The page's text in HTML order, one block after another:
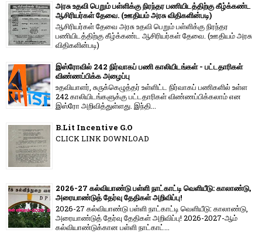
அரசு உதவி பெறும் பள்ளிக்கு நிரந்தர பணியிடத்திற்கு கீழ்க்கண்ட
ஆசிரியர்கள் தேவை. (ஊதியம் அரசு விதிகளின்படி)
ஆசிரியர்கள் தேவை அரசு உதவி பெறும் பள்ளிக்கு நிரந்தர
பணியிடத்திற்கு கீழ்க்கண்ட ஆசிரியர்கள் தேவை. (ஊதியம் அரசு
விதிகளின்படி)
இஸ்ரோவில் 242 நிர்வாகப் பணி காலியிடங்கள் - பட்டதாரிகள்
விண்ணப்பிக்க அழைப்பு
உதவியாளர், சுருக்கெழுத்தர் உள்ளிட்ட நிர்வாகப் பணிகளில் உள்ள
242 காலியிடங்களுக்கு பட்டதாரிகள் விண்ணப்பிக்கலாம் என
இஸ்ரோ அறிவித்துள்ளது. இந்தி...
B.Lit Incentive G.O
CLICK LINK DOWNLOAD
2026-27 கல்வியாண்டு பள்ளி நாட்காட்டி வெளியீடு: காலாண்டு,
அரையாண்டுத் தேர்வு தேதிகள் அறிவிப்பு!
2026-27 கல்வியாண்டு பள்ளி நாட்காட்டி வெளியீடு: காலாண்டு,
அரையாண்டுத் தேர்வு தேதிகள் அறிவிப்பு! 2026-2027-ஆம்
கல்வியாண்டுக்கான பள்ளி நாட்காட்...